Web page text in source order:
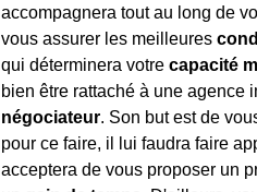
accompagnera tout au long de
vous assurer les meilleures
qui déterminera votre capacité
bien être rattaché à une agence
négociateur. Son but est de
pour ce faire, il lui faudra faire
acceptera de vous proposer un